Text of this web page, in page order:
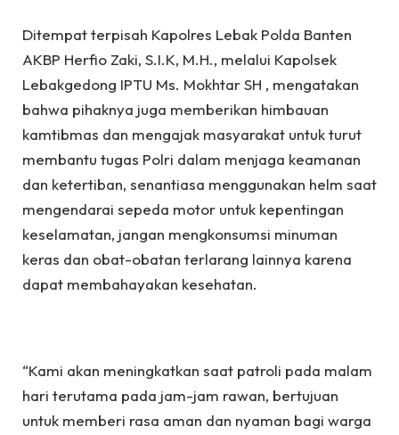
Ditempat terpisah Kapolres Lebak Polda Banten
AKBP Herfio Zaki, S.I.K, M.H., melalui Kapolsek
Lebakgedong IPTU Ms. Mokhtar SH , mengatakan
bahwa pihaknya juga memberikan himbauan
kamtibmas dan mengajak masyarakat untuk turut
membantu tugas Polri dalam menjaga keamanan
dan ketertiban, senantiasa menggunakan helm saat
mengendarai sepeda motor untuk kepentingan
keselamatan, jangan mengkonsumsi minuman
keras dan obat-obatan terlarang lainnya karena
dapat membahayakan kesehatan.
“Kami akan meningkatkan saat patroli pada malam
hari terutama pada jam-jam rawan, bertujuan
untuk memberi rasa aman dan nyaman bagi warga